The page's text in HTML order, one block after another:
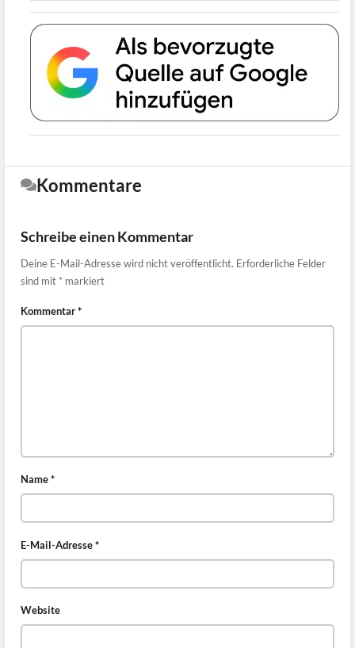
Kommentare
Schreibe einen Kommentar
Deine E-Mail-Adresse wird nicht veröffentlicht. Erforderliche Felder
sind mit * markiert
Kommentar*
Name*
E-Mail-Adresse*
Website